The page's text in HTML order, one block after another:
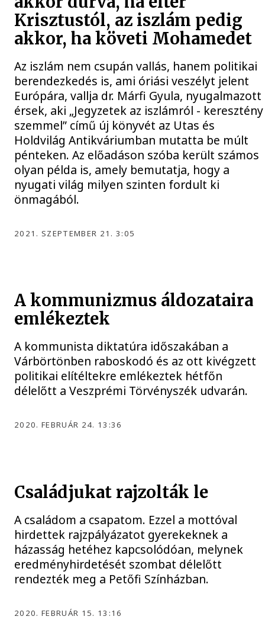
Krisztustól, az iszlám pedig
akkor, ha követi Mohamedet
Az iszlám nem csupán vallás, hanem politikai
berendezkedés is, ami óriási veszélyt jelent
Európára, vallja dr. Márfi Gyula, nyugalmazott
érsek, aki „Jegyzetek az iszlámról - keresztény
szemmel” című új könyvét az Utas és
Holdvilág Antikváriumban mutatta be múlt
pénteken. Az előadáson szóba került számos
olyan példa is, amely bemutatja, hogy a
nyugati világ milyen szinten fordult ki
önmagából.
2021. SZEPTEMBER 21. 3:05
A kommunizmus áldozataira
emlékeztek
A kommunista diktatúra időszakában a
Várbörtönben raboskodó és az ott kivégzett
politikai elítéltekre emlékeztek hétfőn
délelőtt a Veszprémi Törvényszék udvarán.
2020. FEBRUÁR 24. 13:36
Családjukat rajzolták le
A családom a csapatom. Ezzel a mottóval
hirdettek rajzpályázatot gyerekeknek a
házasság hetéhez kapcsolódóan, melynek
eredményhirdetését szombat délelőtt
rendezték meg a Petőfi Színházban.
2020. FEBRUÁR 15. 13:16